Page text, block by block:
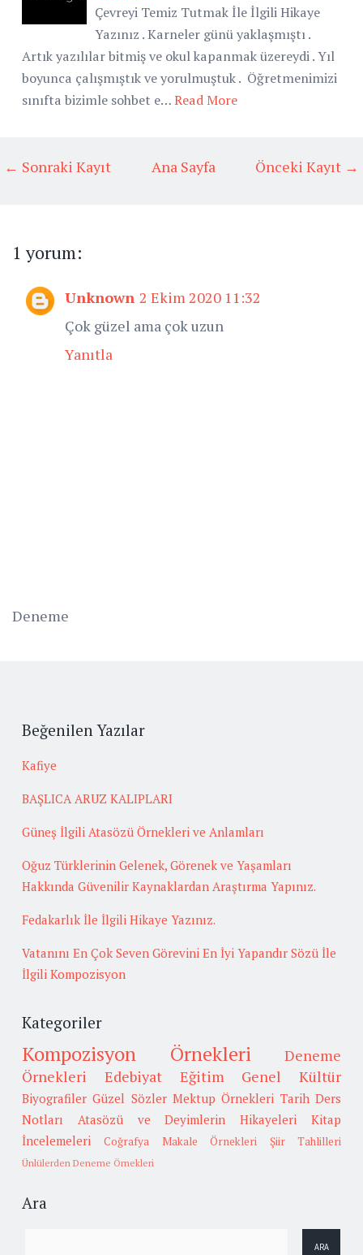
Çevreyi Temiz Tutmak İle İlgili Hikaye
Yazınız . Karneler günü yaklaşmıştı .
Artık yazılılar bitmiş ve okul kapanmak üzereydi . Yıl
boyunca çalışmıştık ve yorulmuştuk . Öğretmenimizi
sınıfta bizimle sohbet e…Read More
← Sonraki Kayıt Önceki Kayıt →
Ana Sayfa
1 yorum:
Unknown 2 Ekim 2020 11:32
Çok güzel ama çok uzun
Yanıtla
Deneme
Beğenilen Yazılar
Kafiye
BAŞLICA ARUZ KALIPLARI
Güneş İlgili Atasözü Örnekleri ve Anlamları
Oğuz Türklerinin Gelenek, Görenek ve Yaşamları
Hakkında Güvenilir Kaynaklardan Araştırma Yapınız.
Fedakarlık İle İlgili Hikaye Yazınız.
Vatanını En Çok Seven Görevini En İyi Yapandır Sözü İle
İlgili Kompozisyon
Kategoriler
Kompozisyon Örnekleri
Deneme
Örnekleri
Edebiyat Eğitim Genel Kültür
Biyografiler Güzel Sözler Mektup Örnekleri Tarih Ders
Notları
Atasözü ve Deyimlerin Hikayeleri
Kitap
İncelemeleri
Coğrafya Makale Örnekleri Şiir Tahlilleri
Ünlülerden Deneme Örnekleri
Ara